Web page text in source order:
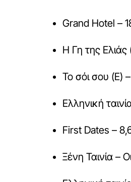
Grand Hotel –
Η Γη της Ελιάς
Το σόι σου (Ε)
Ελληνική
First Dates –
Ξένη Ταινία –